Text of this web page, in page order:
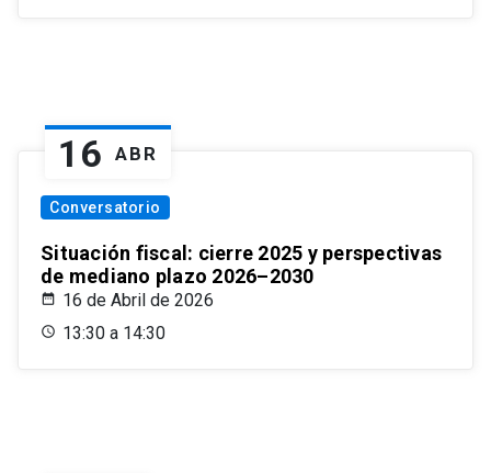
16 ABR
Conversatorio
Situación fiscal: cierre 2025 y perspectivas
de mediano plazo 2026–2030
16 de Abril de 2026
13:30 a 14:30